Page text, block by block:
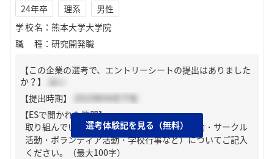
24年卒 理系
男性
学校名 ： 熊本大学大学院
職種 ： 研究開発職
【この企業の選考で、エントリーシートの提出はありました
か？】
はい
【提出時期】
2023年04月下旬
【ESで聞かれた質問】
取り組んでいる課外活動（アルバイト・部活動・サークル
活動・ボランティア活動・学校行事など）についてご記入
ください。（最大100字）
選考体験記を見る（無料）